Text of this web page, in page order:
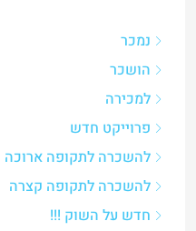
הושכר
למכירה
פרוייקט חדש
להשכרה לתקופה ארוכה
להשכרה לתקופה קצרה
חדש על השוק !!!
במשא ומתן